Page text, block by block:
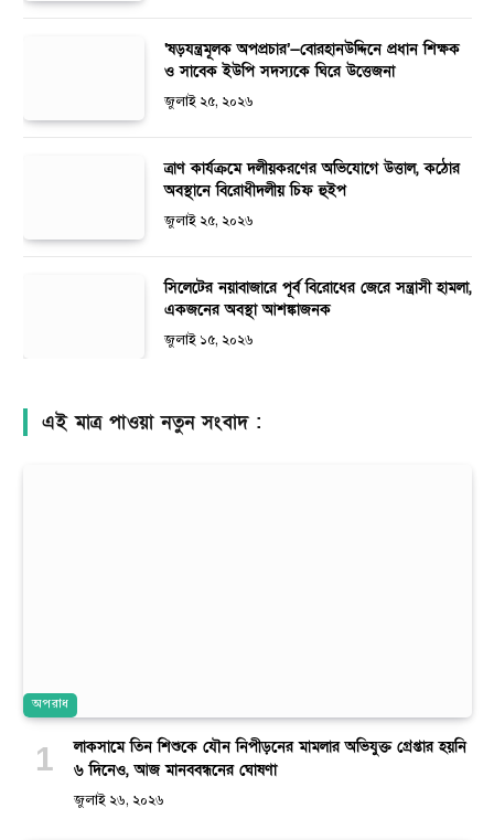
‘ষড়যন্ত্রমূলক অপপ্রচার’—বোরহানউদ্দিনে প্রধান শিক্ষক
ও সাবেক ইউপি সদস্যকে ঘিরে উত্তেজনা
জুলাই ২৫, ২০২৬
ত্রাণ কার্যক্রমে দলীয়করণের অভিযোগে উত্তাল, কঠোর
অবস্থানে বিরোধীদলীয় চিফ হুইপ
জুলাই ২৫, ২০২৬
সিলেটের নয়াবাজারে পূর্ব বিরোধের জেরে সন্ত্রাসী হামলা,
একজনের অবস্থা আশঙ্কাজনক
জুলাই ১৫, ২০২৬
এই মাত্র পাওয়া নতুন সংবাদ :
অপরাধ
লাকসামে তিন শিশুকে যৌন নিপীড়নের মামলার অভিযুক্ত গ্রেপ্তার হয়নি
৬ দিনেও, আজ মানববন্ধনের ঘোষণা
জুলাই ২৬, ২০২৬